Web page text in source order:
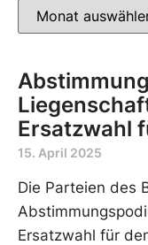
Ersatzwahl
15. April 2025
Die Parteien des
Ersatzwahl für